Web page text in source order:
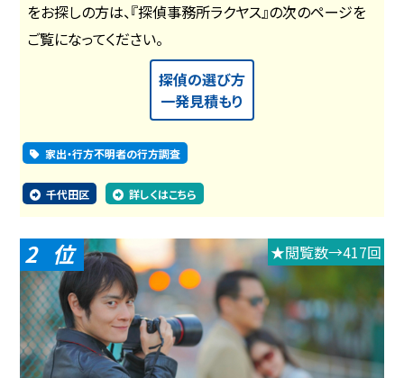
をお探しの方は、『探偵事務所ラクヤス』の次のページを
ご覧になってください。
探偵の選び方
一発見積もり
家出・行方不明者の行方調査
千代田区 詳しくはこちら
2 ★閲覧数→417回